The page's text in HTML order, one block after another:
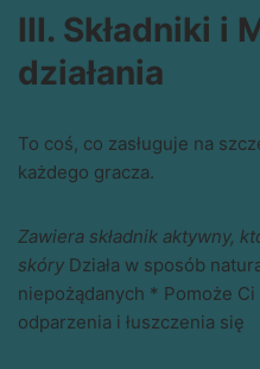
III. Składniki i
działania
To coś, co zasługuje na
każdego gracza.
Zawiera składnik aktywny,
skóry Działa w sposób
niepożądanych * Pomoże
odparzenia i łuszczenia się